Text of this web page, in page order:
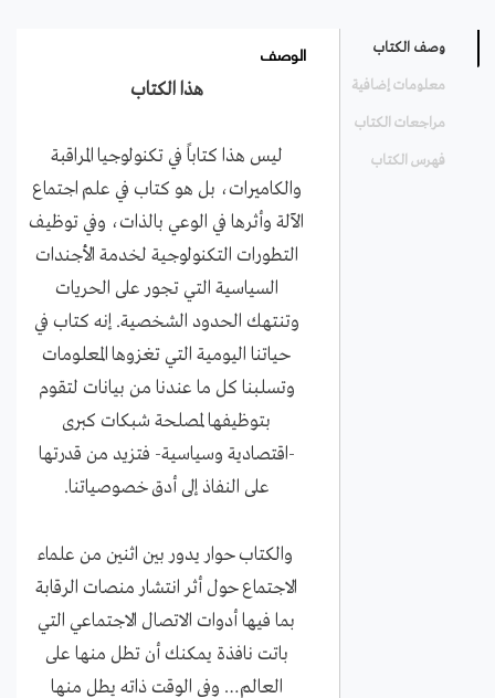
وصف الكتاب
معلومات إضافية
مراجعات الكتاب
فهرس الكتاب
الوصف
هذا الكتاب
ليس هذا كتاباً في تكنولوجيا المراقبة
والكاميرات، بل هو كتاب في علم اجتماع
الآلة وأثرها في الوعي بالذات، وفي توظيف
التطورات التكنولوجية لخدمة الأجندات
السياسية التي تجور على الحريات
وتنتهك الحدود الشخصية. إنه كتاب في
حياتنا اليومية التي تغزوها المعلومات
وتسلبنا كل ما عندنا من بيانات لتقوم
بتوظيفها لمصلحة شبكات كبرى
-اقتصادية وسياسية- فتزيد من قدرتها
على النفاذ إلى أدق خصوصياتنا.
والكتاب حوار يدور بين اثنين من علماء
الاجتماع حول أثر انتشار منصات الرقابة
بما فيها أدوات الاتصال الاجتماعي التي
باتت نافذة يمكنك أن تطل منها على
العالم… وفي الوقت ذاته يطل منها